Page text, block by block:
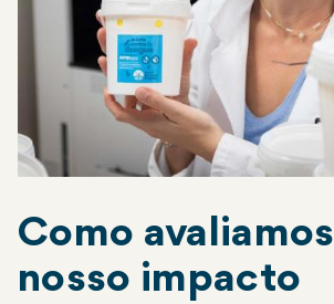
Como avaliamos
nosso impacto